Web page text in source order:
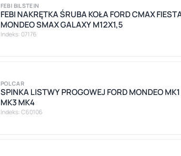
FEBI BILSTEIN
FEBI NAKRĘTKA ŚRUBA KOŁA FORD CMAX
MONDEO SMAX GALAXY M12X1,5
Indeks: 07176
POLCAR
SPINKA LISTWY PROGOWEJ FORD MONDEO
MK3 MK4
Indeks: C60106